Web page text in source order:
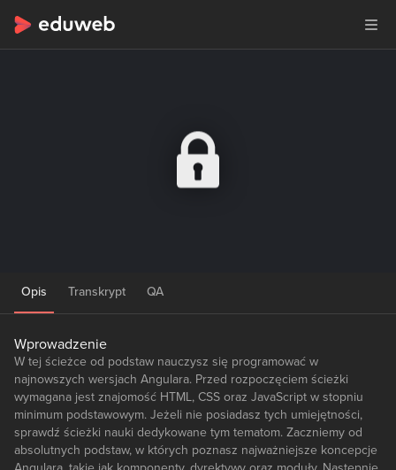
Opis Transkrypt QA
Wprowadzenie
W tej ścieżce od podstaw nauczysz się programować w
najnowszych wersjach Angulara. Przed rozpoczęciem ścieżki
wymagana jest znajomość HTML, CSS oraz JavaScript w stopniu
minimum podstawowym. Jeżeli nie posiadasz tych umiejętności,
sprawdź ścieżki nauki dedykowane tym tematom. Zaczniemy od
absolutnych podstaw, w których poznasz najważniejsze koncepcje